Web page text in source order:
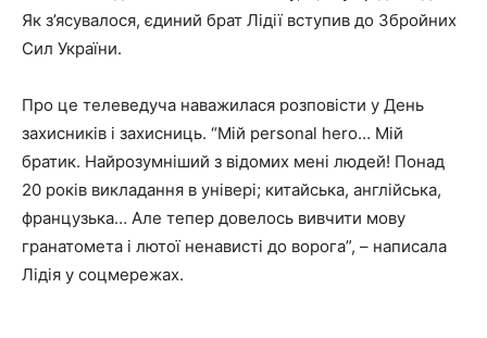
Як з’ясувалося, єдиний брат Лідії вступив до Збройних
Сил України.
Про це телеведуча наважилася розповісти у День
захисників і захисниць. “Мій personal hero… Мій
братик. Найрозумніший з відомих мені людей! Понад
20 років викладання в універі; китайська, англійська,
французька… Але тепер довелось вивчити мову
гранатомета і лютої ненависті до ворога”, – написала
Лідія у соцмережах.